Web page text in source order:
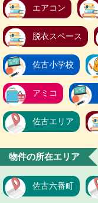
エアコン
脱衣スペース
佐古小学校
アミコ
佐古エリア
物件の所在エリア
佐古六番町